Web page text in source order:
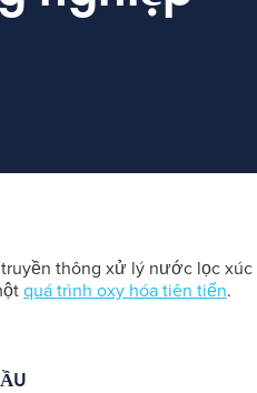
thông xử lý nước lọc xúc
quá trình oxy hóa tiên tiến.